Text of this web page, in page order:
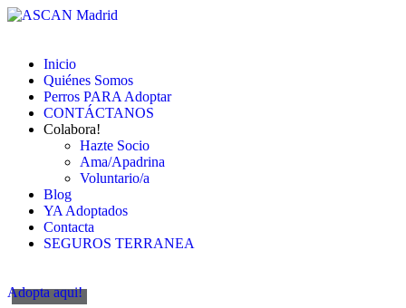
Inicio
Quiénes Somos
Perros PARA Adoptar
CONTÁCTANOS
Colabora!
Hazte Socio
Ama/Apadrina
Voluntario/a
Blog
YA Adoptados
Contacta
SEGUROS TERRANEA
Adopta aqui!